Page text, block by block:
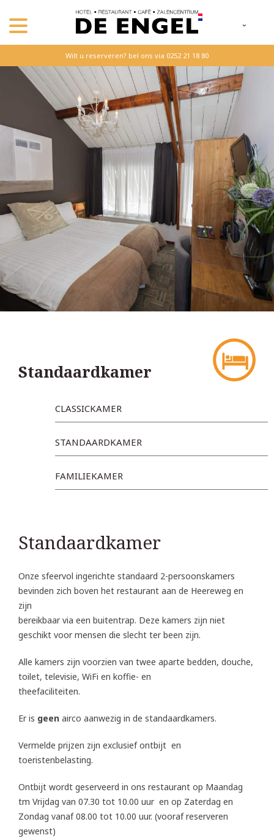
Wilt u reserveren? bel ons via 0252 21 18 80
Standaardkamer
CLASSICKAMER
STANDAARDKAMER
FAMILIEKAMER
Standaardkamer
Onze sfeervol ingerichte standaard 2-persoonskamers
bevinden zich boven het restaurant aan de Heereweg en
zijn
bereikbaar via een buitentrap. Deze kamers zijn niet
geschikt voor mensen die slecht ter been zijn.
Alle kamers zijn voorzien van twee aparte bedden, douche,
toilet, televisie, WiFi en koffie- en
theefaciliteiten.
Er is geen airco aanwezig in de standaardkamers.
Vermelde prijzen zijn exclusief ontbijt en
toeristenbelasting.
Ontbijt wordt geserveerd in ons restaurant op Maandag
tm Vrijdag van 07.30 tot 10.00 uur en op Zaterdag en
Zondag vanaf 08.00 tot 10.00 uur. (vooraf reserveren
gewenst)